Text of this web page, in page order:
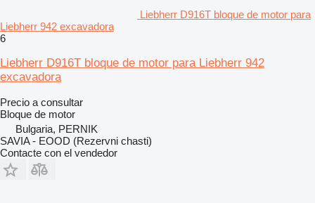
Liebherr D916T bloque de motor para
Liebherr 942 excavadora
6
Liebherr D916T bloque de motor para Liebherr 942
excavadora
Precio a consultar
Bloque de motor
Bulgaria, PERNIK
SAVIA - EOOD (Rezervni chasti)
Contacte con el vendedor